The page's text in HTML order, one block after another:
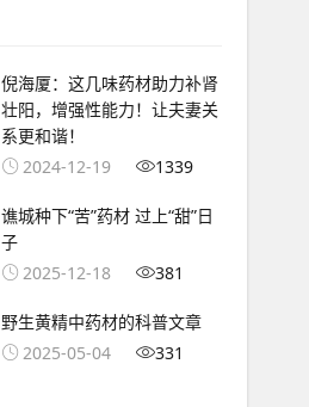
倪海厦：这几味药材助力补肾
壮阳，增强性能力！让夫妻关
系更和谐！
2024-12-19
1339
谯城种下“苦”药材 过上“甜”日
子
2025-12-18
381
野生黄精中药材的科普文章
2025-05-04
331